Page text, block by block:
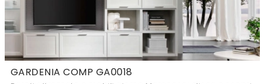
GARDENIA COMP GA0018